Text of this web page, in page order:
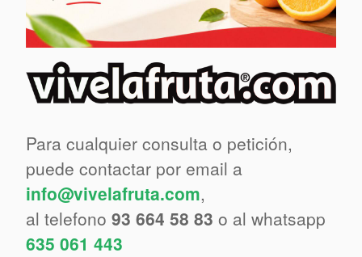
Para cualquier consulta o petición,
puede contactar por email a
info@vivelafruta.com,
al telefono 93 664 58 83 o al whatsapp
635 061 443